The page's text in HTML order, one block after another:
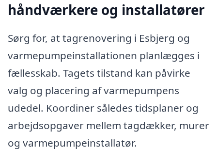
håndværkere og installatører
Sørg for, at tagrenovering i Esbjerg og
varmepumpeinstallationen planlægges i
fællesskab. Tagets tilstand kan påvirke
valg og placering af varmepumpens
udedel. Koordiner således tidsplaner og
arbejdsopgaver mellem tagdækker, murer
og varmepumpeinstallatør.